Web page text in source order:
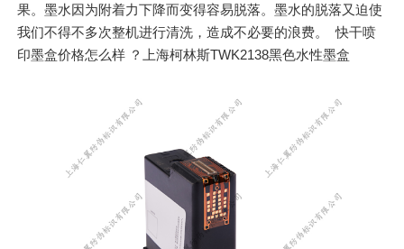
果。墨水因为附着力下降而变得容易脱落。墨水的脱落又迫使
我们不得不多次整机进行清洗，造成不必要的浪费。 快干喷
印墨盒价格怎么样 ？上海柯林斯TWK2138黑色水性墨盒